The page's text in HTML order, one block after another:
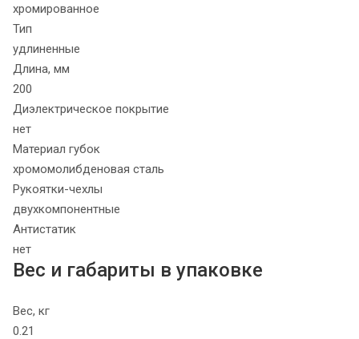
хромированное
Тип
удлиненные
Длина, мм
200
Диэлектрическое покрытие
нет
Материал губок
хромомолибденовая сталь
Рукоятки-чехлы
двухкомпонентные
Антистатик
нет
Вес и габариты в упаковке
Вес, кг
0.21